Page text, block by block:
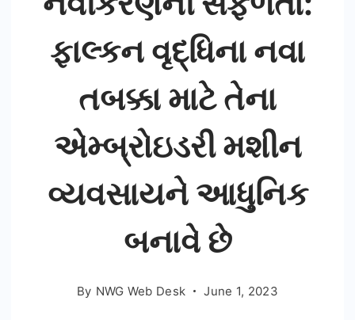
ફાલ્કન વૃદ્ધિના નવા
તબક્કા માટે તેના
એમ્બ્રોઇડરી મશીન
વ્યવસાયને આધુનિક
બનાવે છે
By NWG Web Desk June 1, 2023